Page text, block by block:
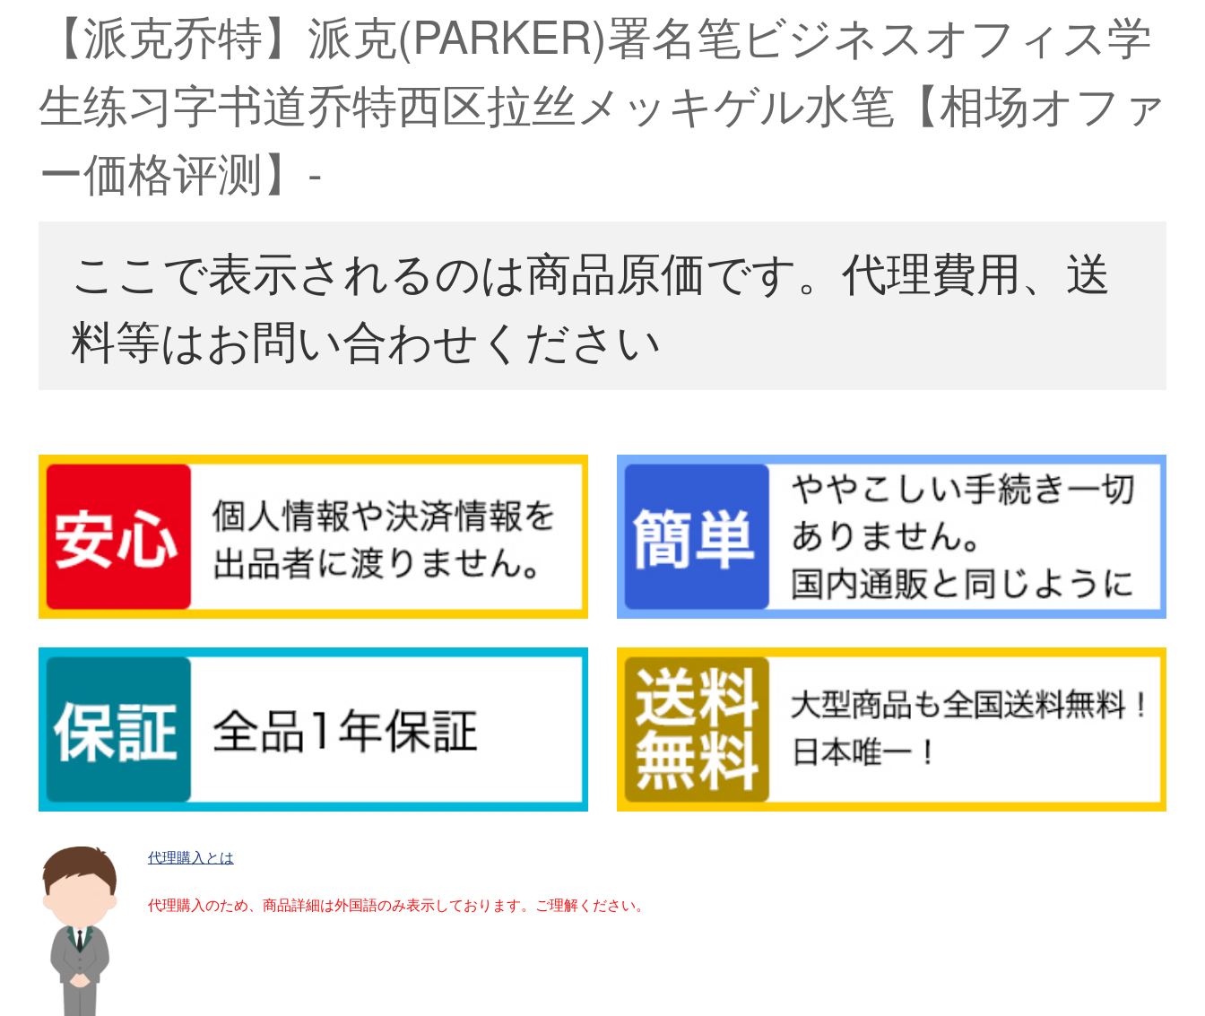
【派克乔特】派克(PARKER)署名笔ビジネスオフィス学
生练习字书道乔特西区拉丝メッキゲル水笔【相场オファ
ー価格评测】-
ここで表示されるのは商品原価です。代理費用、送
料等はお問い合わせください
代理購入とは
代理購入のため、商品詳細は外国語のみ表示しております。ご理解ください。